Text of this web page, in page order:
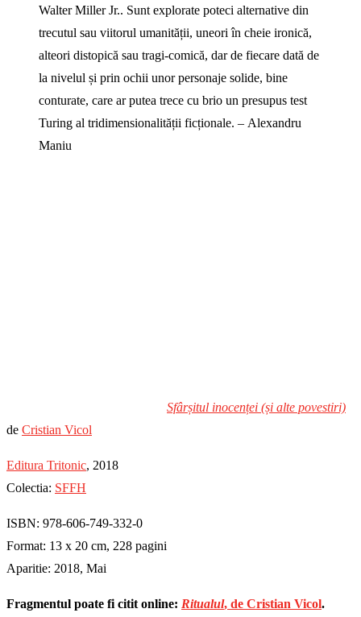
Walter Miller Jr.. Sunt explorate poteci alternative din
trecutul sau viitorul umanității, uneori în cheie ironică,
alteori distopică sau tragi-comică, dar de fiecare dată de
la nivelul și prin ochii unor personaje solide, bine
conturate, care ar putea trece cu brio un presupus test
Turing al tridimensionalității ficționale. – Alexandru
Maniu
Sfârșitul inocenței (și alte povestiri)
de Cristian Vicol
Editura Tritonic, 2018
Colectia: SFFH
ISBN: 978-606-749-332-0
Format: 13 x 20 cm, 228 pagini
Aparitie: 2018, Mai
Fragmentul poate fi citit online: Ritualul, de Cristian Vicol.